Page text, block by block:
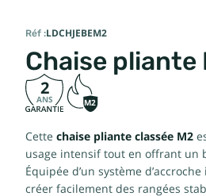
Réf :LDCHJEBEM2
Chaise pliante
2
ANS M2
Cette chaise pliante classée M2
usage intensif tout en offrant un
Équipée d’un système
créer facilement des rangées